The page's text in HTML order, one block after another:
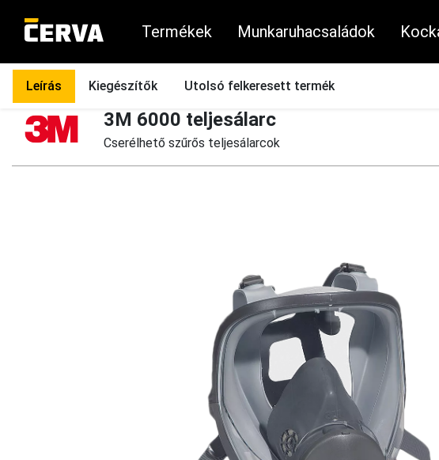
Termékek Munkaruhacsaládok
3M 6000 teljesálarc
Cserélhető szűrős teljesálarcok
Leírás Kiegészítők Utolsó felkeresett termék